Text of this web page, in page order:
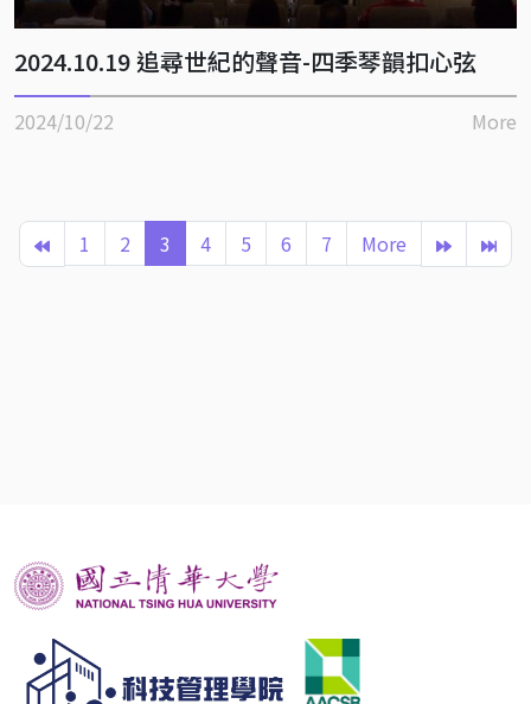
2024.10.19 追尋世紀的聲音-四季琴韻扣心弦
2024/10/22 More
1 2 3 4 5 6 7 More